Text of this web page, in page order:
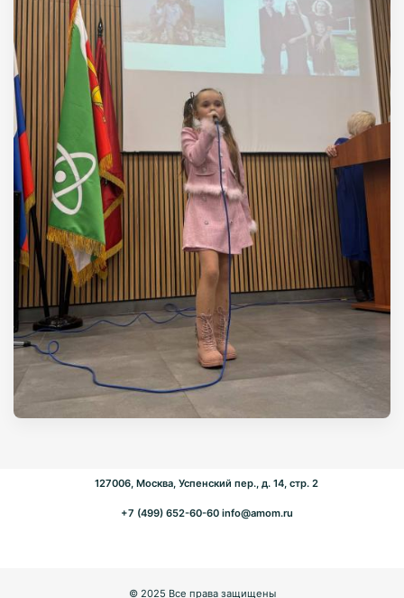
127006, Москва, Успенский пер., д. 14, стр. 2
+7 (499) 652-60-60 info@amom.ru
© 2025 Все права защищены